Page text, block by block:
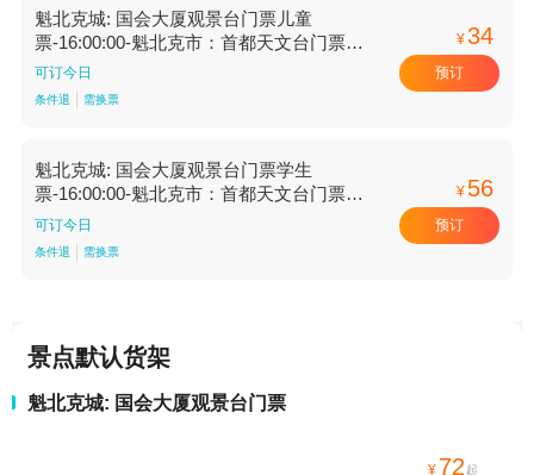
魁北克城: 国会大厦观景台门票儿童
票-16:00:00-魁北克市：首都天文台门票
【16:00:00 魁北克市：首都天文台门票】
可订今日
条件退 需换票
¥34
预订
魁北克城: 国会大厦观景台门票学生
票-16:00:00-魁北克市：首都天文台门票
【16:00:00 魁北克市：首都天文台门票】
可订今日
条件退 需换票
¥ 56
预订
景点默认货架
魁北克城: 国会大厦观景台门票
¥ 72 起